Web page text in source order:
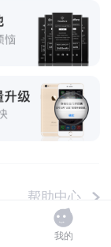
帮助中心
我的